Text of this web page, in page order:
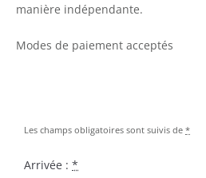
manière indépendante.
Modes de paiement acceptés
Les champs obligatoires sont suivis de *
Arrivée : *